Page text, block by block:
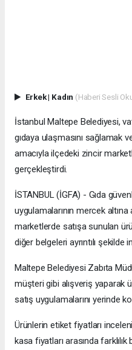
Erkek| Kadın (Haberi Sesli
İstanbul Maltepe Belediyesi,
gıdaya ulaşmasını sağlamak
amacıyla ilçedeki zincir
gerçekleştirdi.
İSTANBUL (İGFA) - Gıda
uygulamalarının mercek altına
marketlerde satışa sunulan
diğer belgeleri ayrıntılı şekilde
Maltepe Belediyesi Zabıta
müşteri gibi alışveriş yaparak
satış uygulamalarını yerinde
Ürünlerin etiket fiyatları
kasa fiyatları arasında farklılık